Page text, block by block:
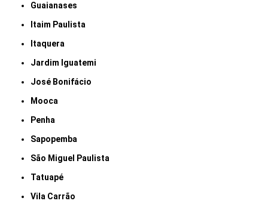
Guaianases
Itaim Paulista
Itaquera
Jardim Iguatemi
José Bonifácio
Mooca
Penha
Sapopemba
São Miguel Paulista
Tatuapé
Vila Carrão